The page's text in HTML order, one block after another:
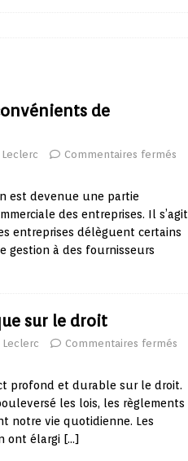
de
Commentaires fermés
est devenue une partie
des entreprises. Il s’agit
entreprises délèguent certains
gestion à des fournisseurs
sur le droit
Commentaires fermés
profond et durable sur le droit.
les lois, les règlements
notre vie quotidienne. Les
ont élargi […]